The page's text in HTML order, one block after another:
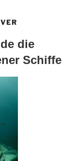
die
Schiffe